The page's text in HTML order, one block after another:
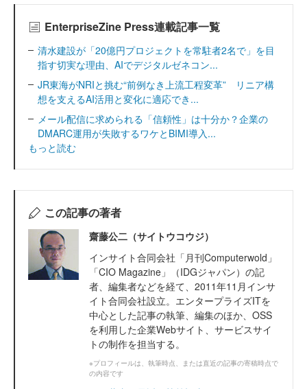
EnterpriseZine Press連載記事一覧
清水建設が「20億円プロジェクトを常駐者2名で」を目
指す切実な理由、AIでデジタルゼネコン...
JR東海がNRIと挑む“前例なき上流工程変革” リニア構
想を支えるAI活用と変化に適応でき...
メール配信に求められる「信頼性」は十分か？企業の
DMARC運用が失敗するワケとBIMI導入...
もっと読む
この記事の著者
齋藤公二（サイトウコウジ）
インサイト合同会社「月刊Computerwold」
「CIO Magazine」（IDGジャパン）の記
者、編集者などを経て、2011年11月インサ
イト合同会社設立。エンタープライズITを
中心とした記事の執筆、編集のほか、OSS
を利用した企業Webサイト、サービスサイ
トの制作を担当する。
※プロフィールは、執筆時点、または直近の記事の寄稿時点で
の内容です